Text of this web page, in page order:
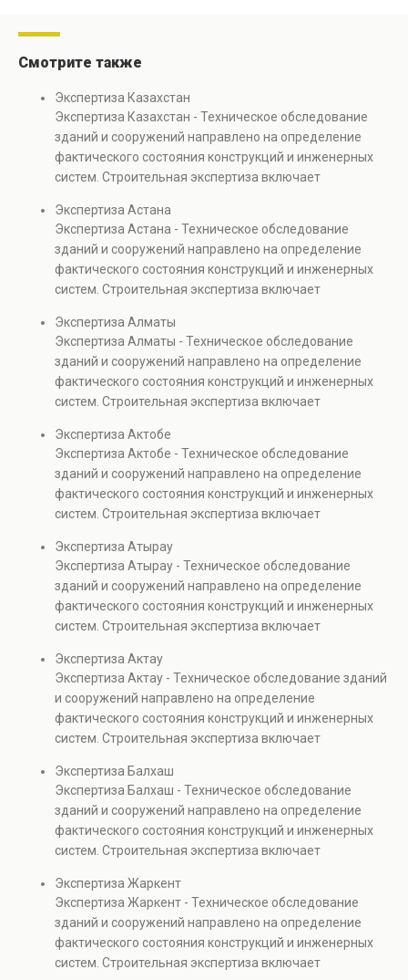
прочность конструкций.
эксплуатации объектов
недвижимости.
Смотрите также
Экспертиза Казахстан
Экспертиза Казахстан - Техническое обследование
зданий и сооружений направлено на определение
фактического состояния конструкций и инженерных
систем. Строительная экспертиза включает
элементов и оценку эксплуатационной безопасности.
Услуга востребована при покупке недвижимости,
капитальном ремонте и реконструкции объектов, а
также при судебных разбирательствах и технических
проверках.
Экспертиза Астана
Экспертиза Астана - Техническое обследование
зданий и сооружений направлено на определение
фактического состояния конструкций и инженерных
систем. Строительная экспертиза включает
элементов и оценку эксплуатационной безопасности.
Услуга востребована при покупке недвижимости,
капитальном ремонте и реконструкции объектов, а
также при судебных разбирательствах и технических
проверках.
Экспертиза Алматы
Экспертиза Алматы - Техническое обследование
зданий и сооружений направлено на определение
фактического состояния конструкций и инженерных
систем. Строительная экспертиза включает
элементов и оценку эксплуатационной безопасности.
Услуга востребована при покупке недвижимости,
капитальном ремонте и реконструкции объектов, а
также при судебных разбирательствах и технических
проверках.
Экспертиза Актобе
Экспертиза Актобе - Техническое обследование
зданий и сооружений направлено на определение
фактического состояния конструкций и инженерных
систем. Строительная экспертиза включает
элементов и оценку эксплуатационной безопасности.
Услуга востребована при покупке недвижимости,
капитальном ремонте и реконструкции объектов, а
также при судебных разбирательствах и технических
проверках.
Экспертиза Атырау
Экспертиза Атырау - Техническое обследование
зданий и сооружений направлено на определение
фактического состояния конструкций и инженерных
систем. Строительная экспертиза включает
элементов и оценку эксплуатационной безопасности.
Услуга востребована при покупке недвижимости,
капитальном ремонте и реконструкции объектов, а
также при судебных разбирательствах и технических
проверках.
Экспертиза Актау
Экспертиза Актау - Техническое обследование зданий
и сооружений направлено на определение
фактического состояния конструкций и инженерных
систем. Строительная экспертиза включает
элементов и оценку эксплуатационной безопасности.
Услуга востребована при покупке недвижимости,
капитальном ремонте и реконструкции объектов, а
также при судебных разбирательствах и технических
проверках.
Экспертиза Балхаш
Экспертиза Балхаш - Техническое обследование
зданий и сооружений направлено на определение
фактического состояния конструкций и инженерных
систем. Строительная экспертиза включает
элементов и оценку эксплуатационной безопасности.
Услуга востребована при покупке недвижимости,
капитальном ремонте и реконструкции объектов, а
также при судебных разбирательствах и технических
проверках.
Экспертиза Жаркент
Экспертиза Жаркент - Техническое обследование
зданий и сооружений направлено на определение
фактического состояния конструкций и инженерных
систем. Строительная экспертиза включает